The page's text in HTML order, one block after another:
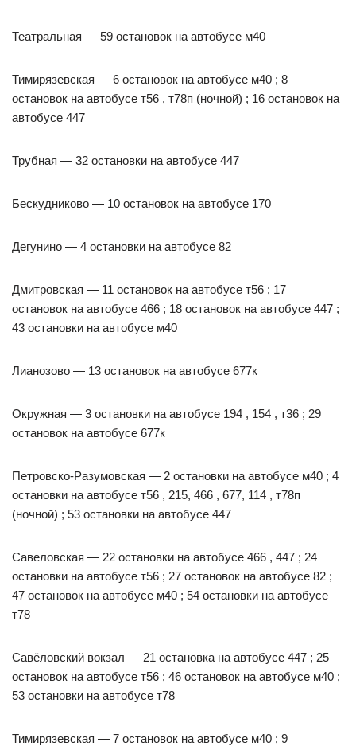
Театральная — 59 остановок на автобусе м40
Тимирязевская — 6 остановок на автобусе м40 ; 8
остановок на автобусе т56 , т78п (ночной) ; 16 остановок на
автобусе 447
Трубная — 32 остановки на автобусе 447
Бескудниково — 10 остановок на автобусе 170
Дегунино — 4 остановки на автобусе 82
Дмитровская — 11 остановок на автобусе т56 ; 17
остановок на автобусе 466 ; 18 остановок на автобусе 447 ;
43 остановки на автобусе м40
Лианозово — 13 остановок на автобусе 677к
Окружная — 3 остановки на автобусе 194 , 154 , т36 ; 29
остановок на автобусе 677к
Петровско-Разумовская — 2 остановки на автобусе м40 ; 4
остановки на автобусе т56 , 215, 466 , 677, 114 , т78п
(ночной) ; 53 остановки на автобусе 447
Савеловская — 22 остановки на автобусе 466 , 447 ; 24
остановки на автобусе т56 ; 27 остановок на автобусе 82 ;
47 остановок на автобусе м40 ; 54 остановки на автобусе
т78
Савёловский вокзал — 21 остановка на автобусе 447 ; 25
остановок на автобусе т56 ; 46 остановок на автобусе м40 ;
53 остановки на автобусе т78
Тимирязевская — 7 остановок на автобусе м40 ; 9